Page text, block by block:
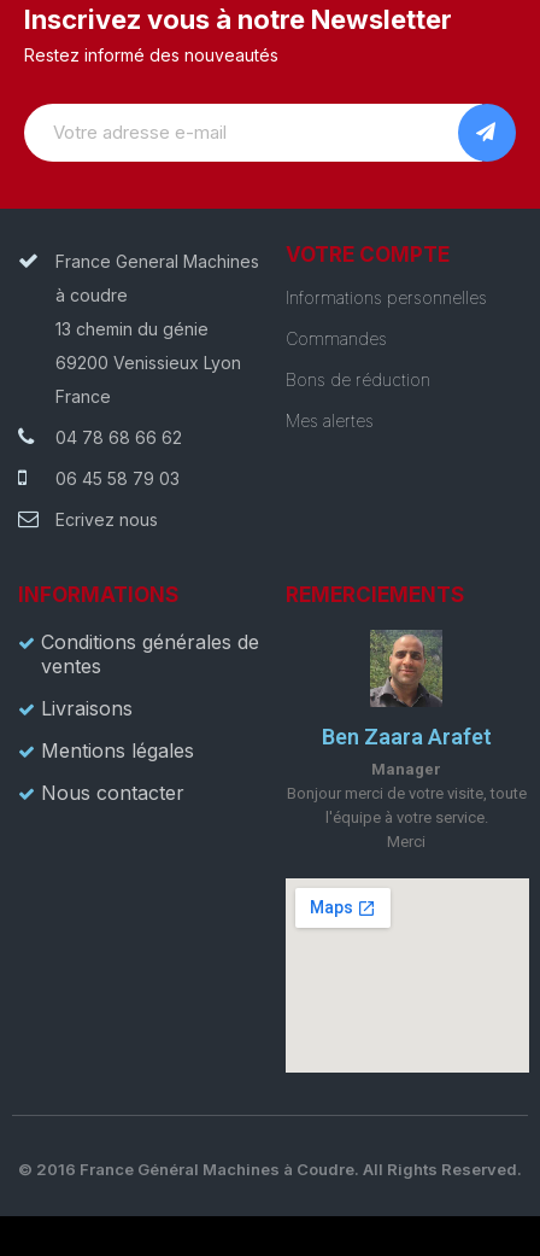
Inscrivez vous à notre Newsletter
Restez informé des nouveautés
France General Machines
à coudre
13 chemin du génie
69200 Venissieux Lyon
France
04 78 68 66 62
06 45 58 79 03
Ecrivez nous
VOTRE COMPTE
Informations personnelles
Commandes
Bons de réduction
Mes alertes
INFORMATIONS
Conditions générales de
ventes
Livraisons
Mentions légales
Nous contacter
REMERCIEMENTS
Ben Zaara Arafet
Manager
Bonjour merci de votre visite, toute
l'équipe à votre service.
Merci
© 2016 France Général Machines à Coudre. All Rights Reserved.